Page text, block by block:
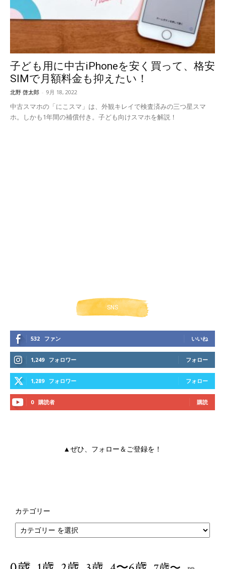
子ども用に中古iPhoneを安く買って、格安
SIMで月額料金も抑えたい！
北野 啓太郎 - 9月 18, 2022
中古スマホの「にこスマ」は、外観キレイで検査済みの三つ星スマ
ホ。しかも1年間の補償付き。子ども向けスマホを解説！
SNS
532 ファン いいね
1,249 フォロワー フォロー
1,289 フォロワー フォロー
0 購読者 購読
▲ぜひ、フォロー＆ご登録を！
カテゴリー